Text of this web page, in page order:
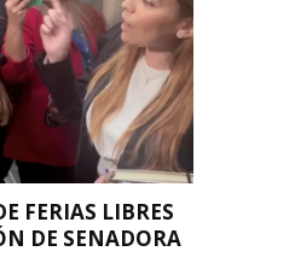
FERIAS LIBRES
DE SENADORA